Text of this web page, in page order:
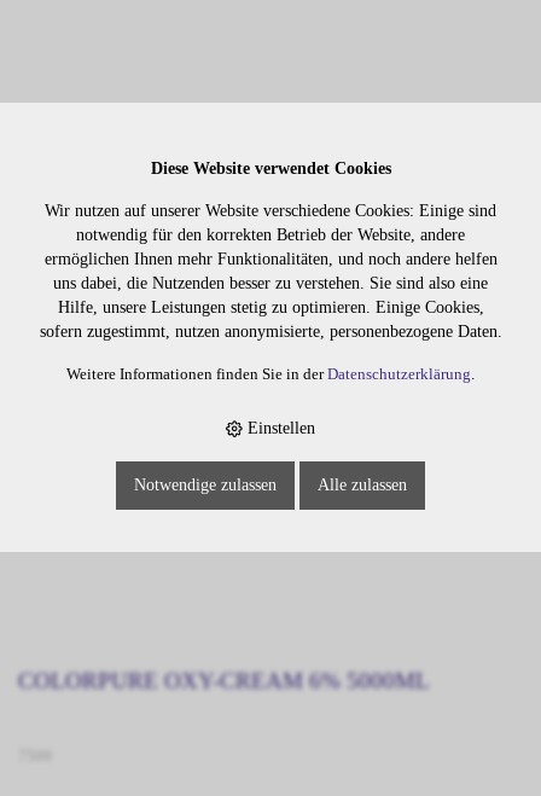
COLORPURE OXY-CREAM 6% 1000ML
COLORPURE OXY-CREAM 6% 5000ML
Diese Website verwendet Cookies
Wir nutzen auf unserer Website verschiedene Cookies: Einige sind
notwendig für den korrekten Betrieb der Website, andere
ermöglichen Ihnen mehr Funktionalitäten, und noch andere helfen
uns dabei, die Nutzenden besser zu verstehen. Sie sind also eine
Hilfe, unsere Leistungen stetig zu optimieren. Einige Cookies,
sofern zugestimmt, nutzen anonymisierte, personenbezogene Daten.
Weitere Informationen finden Sie in derDatenschutzerklärung.
Einstellen
Notwendige zulassen Alle zulassen